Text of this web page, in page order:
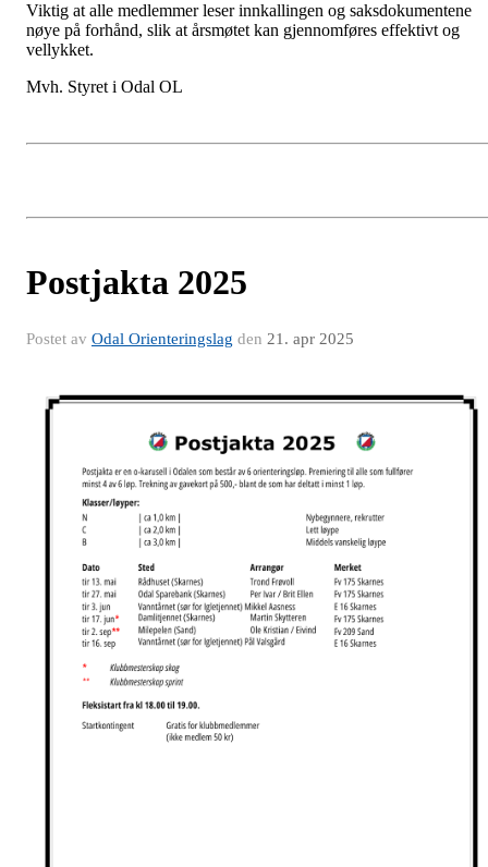
Viktig at alle medlemmer leser innkallingen og saksdokumentene
nøye på forhånd, slik at årsmøtet kan gjennomføres effektivt og
vellykket.
Mvh. Styret i Odal OL
Postjakta 2025
Postet av Odal Orienteringslag den 21. apr 2025